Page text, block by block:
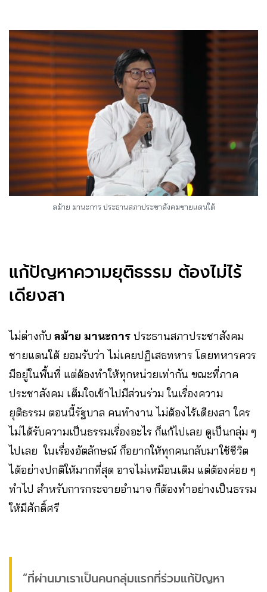
ลม้าย มานะการ ประธานสภาประชาสังคมชายแดนใต้
แก้ปัญหาความยุติธรรม ต้องไม่ไร้
เดียงสา
ไม่ต่างกับ ลม้าย มานะการ ประธานสภาประชาสังคม
ชายแดนใต้ ยอมรับว่า ไม่เคยปฏิเสธทหาร โดยทหารควร
มีอยู่ในพื้นที่ แต่ต้องทำให้ทุกหน่วยเท่ากัน ขณะที่ภาค
ประชาสังคม เต็มใจเข้าไปมีส่วนร่วม ในเรื่องความ
ยุติธรรม ตอนนี้รัฐบาล คนทำงาน ไม่ต้องไร้เดียงสา ใคร
ไม่ได้รับความเป็นธรรมเรื่องอะไร ก็แก้ไปเลย ดูเป็นกลุ่ม ๆ
ไปเลย ในเรื่องอัตลักษณ์ ก็อยากให้ทุกคนกลับมาใช้ชีวิต
ได้อย่างปกติให้มากที่สุด อาจไม่เหมือนเดิม แต่ต้องค่อย ๆ
ทำไป สำหรับการกระจายอำนาจ ก็ต้องทำอย่างเป็นธรรม
ให้มีศักดิ์ศรี
“ที่ผ่านมาเราเป็นคนกลุ่มแรกที่ร่วมแก้ปัญหา